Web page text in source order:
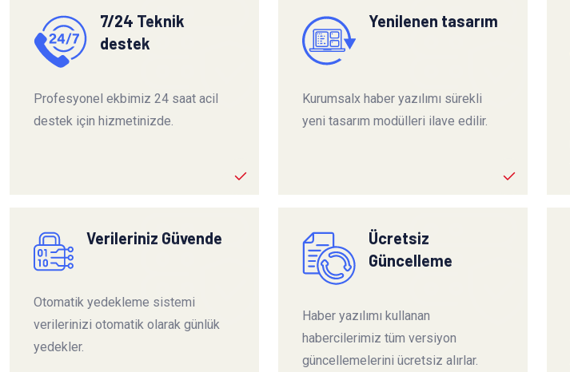
7/24 Teknik
destek
Profesyonel ekbimiz 24 saat acil
destek için hizmetinizde.
Yenilenen tasarım
Kurumsalx haber yazılımı sürekli
yeni tasarım modülleri ilave edilir.
Verileriniz Güvende
Otomatik yedekleme sistemi
verilerinizi otomatik olarak günlük
yedekler.
Ücretsiz
Güncelleme
Haber yazılımı kullanan
habercilerimiz tüm versiyon
güncellemelerini ücretsiz alırlar.